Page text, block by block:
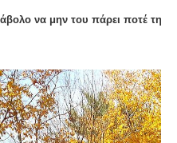
να μην του πάρει ποτέ την